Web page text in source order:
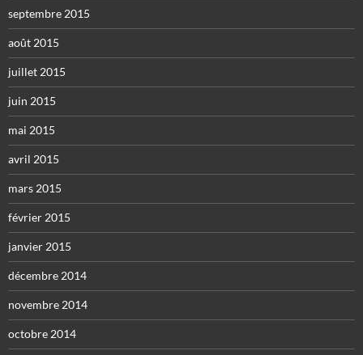
septembre 2015
août 2015
juillet 2015
juin 2015
mai 2015
avril 2015
mars 2015
février 2015
janvier 2015
décembre 2014
novembre 2014
octobre 2014